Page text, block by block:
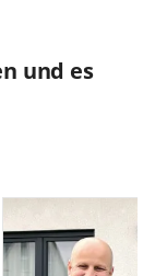
und es